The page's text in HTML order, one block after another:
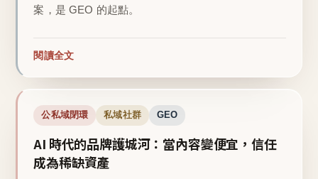
案，是 GEO 的起點。
閱讀全文
公私域閉環 私域社群 GEO
AI 時代的品牌護城河：當內容變便宜，信任
成為稀缺資產